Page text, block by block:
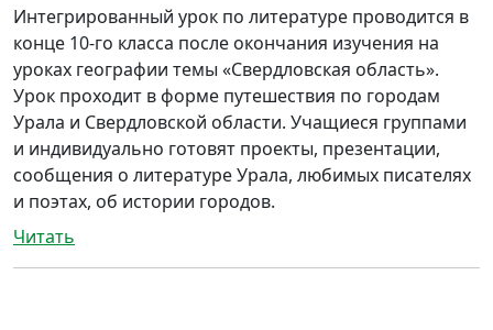
Интегрированный урок по литературе проводится в
конце 10-го класса после окончания изучения на
уроках географии темы «Свердловская область».
Урок проходит в форме путешествия по городам
Урала и Свердловской области. Учащиеся группами
и индивидуально готовят проекты, презентации,
сообщения о литературе Урала, любимых писателях
и поэтах, об истории городов.
Читать